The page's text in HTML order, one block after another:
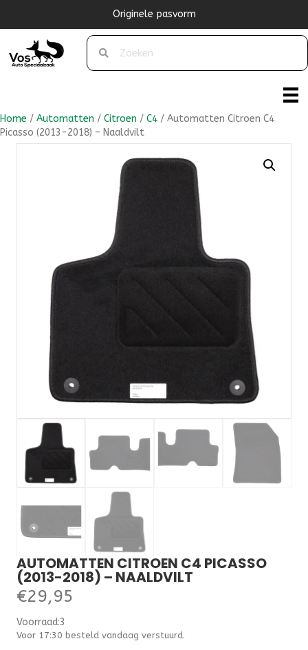
Originele pasvorm
Home / Automatten / Citroen / C4 / Automatten Citroen C4
Picasso (2013-2018) – Naaldvilt
AUTOMATTEN CITROEN C4 PICASSO
(2013-2018) – NAALDVILT
€29,95
Voorraad:3
Voor 17:30 besteld vandaag verstuurd.